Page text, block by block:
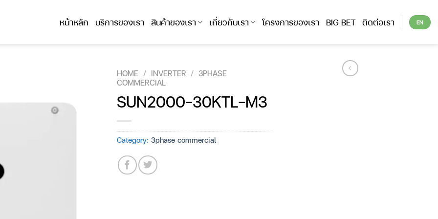
หน้าหลัก บริการของเรา สินค้าของเรา เกี่ยวกับเรา โครงการของเรา BIG BET ติดต่อเรา EN
HOME / INVERTER / 3PHASE
COMMERCIAL
SUN2000-30KTL-M3
Category: 3phase commercial